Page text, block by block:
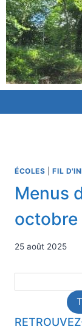
ÉCOLES |FIL
Menus
octobre
25 août 2025